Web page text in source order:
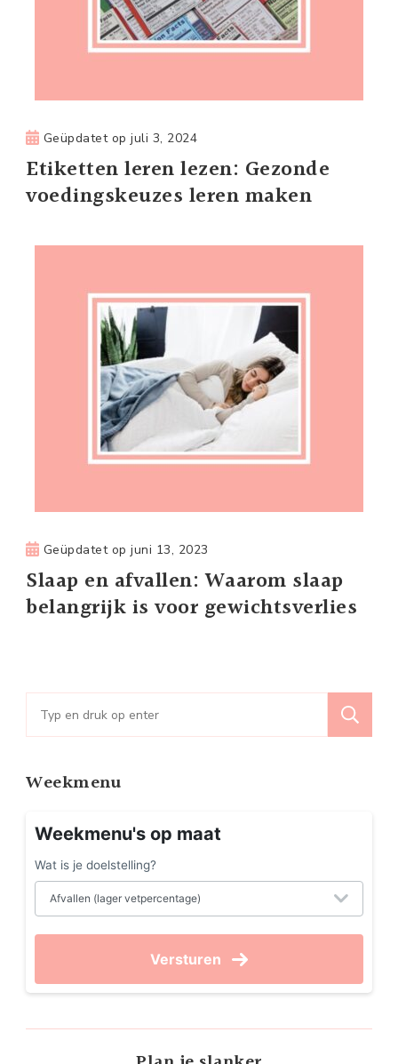
Geüpdatet opjuli 3, 2024
Etiketten leren lezen: Gezonde
voedingskeuzes leren maken
Geüpdatet opjuni 13, 2023
Slaap en afvallen: Waarom slaap
belangrijk is voor gewichtsverlies
Zoeken
naar:
Weekmenu
Weekmenu's op maat
Wat is je doelstelling?
Versturen